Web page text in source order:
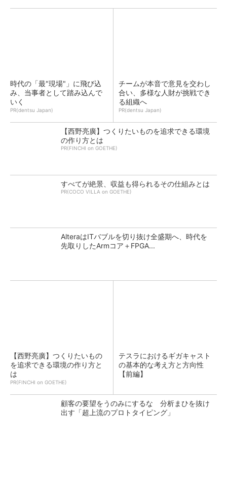
時代の「最"現場"」に飛び込
み、当事者として踏み込んで
いく
PR(dentsu Japan)
チームが本音で意見を交わし
合い、多様な人財が挑戦でき
る組織へ
PR(dentsu Japan)
【西野亮廣】つくりたいものを追求できる環境
の作り方とは
PR(FINCHI on GOETHE)
すべてが絶景、収益も得られるその仕組みとは
PR(COCO VILLA on GOETHE)
AlteraはITバブルを切り抜け全盛期へ、時代を
先取りしたArmコア＋FPGA...
【西野亮廣】つくりたいもの
を追求できる環境の作り方と
は
PR(FINCHI on GOETHE)
テスラにおけるギガキャスト
の基本的な考え方と方向性
【前編】
顧客の要望をうのみにするな 分析まひを抜け
出す「超上流のプロトタイピング」